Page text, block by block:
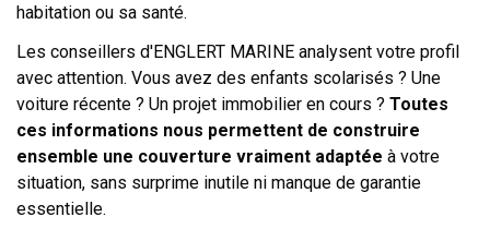
habitation ou sa santé.
Les conseillers d'ENGLERT MARINE analysent votre profil
avec attention. Vous avez des enfants scolarisés ? Une
voiture récente ? Un projet immobilier en cours ? Toutes
ces informations nous permettent de construire
ensemble une couverture vraiment adaptée à votre
situation, sans surprime inutile ni manque de garantie
essentielle.